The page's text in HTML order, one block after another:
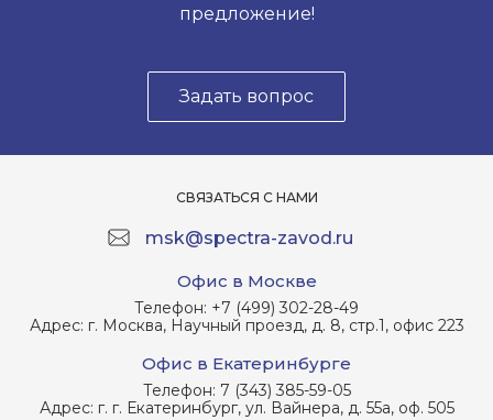
предложение!
Задать вопрос
СВЯЗАТЬСЯ С НАМИ
msk@spectra-zavod.ru
Офис в Москве
Телефон: +7 (499) 302-28-49
Адрес: г. Москва, Научный проезд, д. 8, стр.1, офис 223
Офис в Екатеринбурге
Телефон: 7 (343) 385-59-05
Адрес: г. г. Екатеринбург, ул. Вайнера, д. 55а, оф. 505